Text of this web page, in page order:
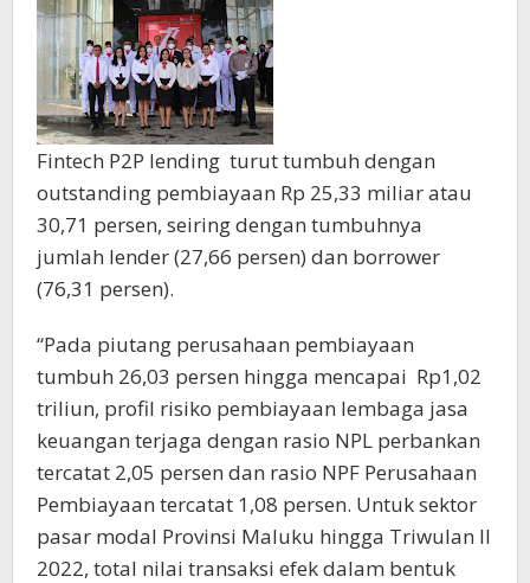
Fintech P2P lending turut tumbuh dengan
outstanding pembiayaan Rp 25,33 miliar atau
30,71 persen, seiring dengan tumbuhnya
jumlah lender (27,66 persen) dan borrower
(76,31 persen).
“Pada piutang perusahaan pembiayaan
tumbuh 26,03 persen hingga mencapai Rp1,02
triliun, profil risiko pembiayaan lembaga jasa
keuangan terjaga dengan rasio NPL perbankan
tercatat 2,05 persen dan rasio NPF Perusahaan
Pembiayaan tercatat 1,08 persen. Untuk sektor
pasar modal Provinsi Maluku hingga Triwulan II
2022, total nilai transaksi efek dalam bentuk